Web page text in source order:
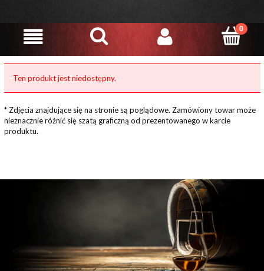
Ten produkt jest niedostępny.
* Zdjęcia znajdujące się na stronie są poglądowe. Zamówiony towar może
nieznacznie różnić się szatą graficzną od prezentowanego w karcie
produktu.